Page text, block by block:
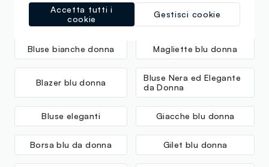
Scopri altre nostre categorie
Bluse bianche donna Magliette blu donna
Blazer blu donna
Bluse Nera ed Elegante
da Donna
Bluse eleganti Giacche blu donna
Borsa blu da donna Gilet blu donna
Gestisci cookie
Accetta tutti i
cookie